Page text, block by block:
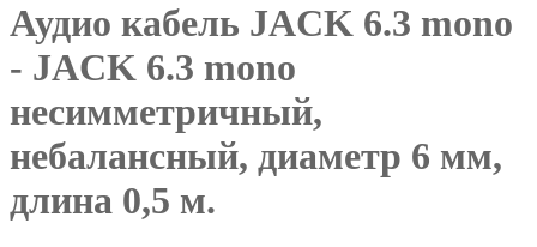
Аудио кабель JACK 6.3 mono
- JACK 6.3 mono
несимметричный,
небалансный, диаметр 6 мм,
длина 0,5 м.